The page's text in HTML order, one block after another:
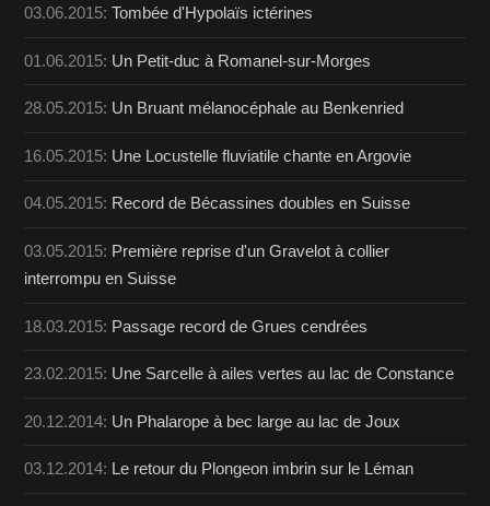
03.06.2015:Tombée d'Hypolaïs ictérines
01.06.2015: Un Petit-duc à Romanel-sur-Morges
28.05.2015: Un Bruant mélanocéphale au Benkenried
16.05.2015: Une Locustelle fluviatile chante en Argovie
04.05.2015: Record de Bécassines doubles en Suisse
03.05.2015: Première reprise d'un Gravelot à collier
interrompu en Suisse
18.03.2015: Passage record de Grues cendrées
23.02.2015: Une Sarcelle à ailes vertes au lac de Constance
20.12.2014: Un Phalarope à bec large au lac de Joux
03.12.2014: Le retour du Plongeon imbrin sur le Léman